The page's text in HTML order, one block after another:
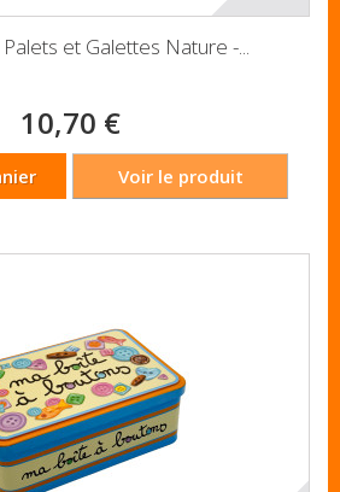
et Galettes Nature -...
10,70 €
Voir le produit